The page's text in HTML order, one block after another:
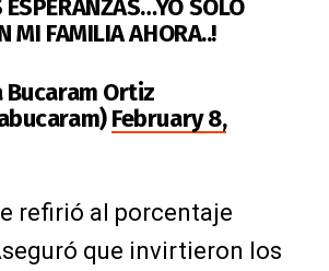
ESPERANZAS…YO SOLO
MI FAMILIA AHORA..!
Ortiz
February 8,
refirió al porcentaje
que invirtieron los